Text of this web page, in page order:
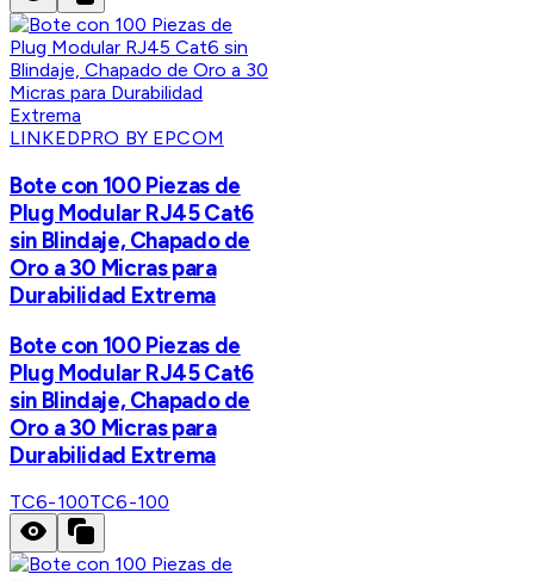
LINKEDPRO BY EPCOM
Bote con 100 Piezas de
Plug Modular RJ45 Cat6
sin Blindaje, Chapado de
Oro a 30 Micras para
Durabilidad Extrema
Bote con 100 Piezas de
Plug Modular RJ45 Cat6
sin Blindaje, Chapado de
Oro a 30 Micras para
Durabilidad Extrema
TC6-100TC6-100